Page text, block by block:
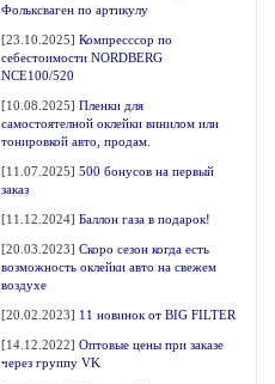
Фольксваген по артикулу
[23.10.2025] Компресссор по
себестоимости NORDBERG
NCE100/520
[10.08.2025] Пленки для
самостоятелной оклейки винилом или
тонировкой авто, продам.
[11.07.2025] 500 бонусов на первый
заказ
[11.12.2024] Баллон газа в подарок!
[20.03.2023] Скоро сезон когда есть
возможность оклейки авто на свежем
воздухе
[20.02.2023] 11 новинок от BIG FILTER
[14.12.2022] Оптовые цены при заказе
через группу VK